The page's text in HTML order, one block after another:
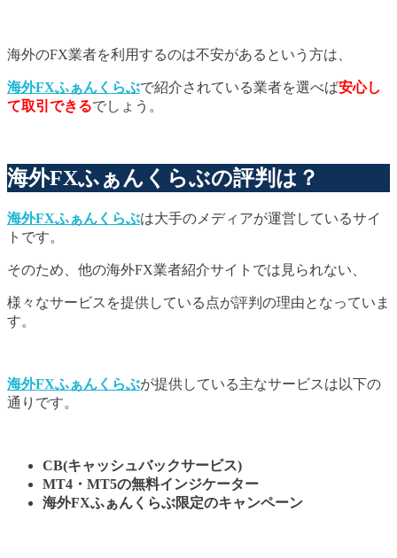
海外のFX業者を利用するのは不安があるという方は、
海外FXふぁんくらぶで紹介されている業者を選べば安心し
て取引できるでしょう。
海外FXふぁんくらぶの評判は？
海外FXふぁんくらぶは大手のメディアが運営しているサイ
トです。
そのため、他の海外FX業者紹介サイトでは見られない、
様々なサービスを提供している点が評判の理由となっていま
す。
海外FXふぁんくらぶが提供している主なサービスは以下の
通りです。
CB(キャッシュバックサービス)
MT4・MT5の無料インジケーター
海外FXふぁんくらぶ限定のキャンペーン